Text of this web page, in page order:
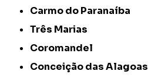
Carmo do Paranaíba
Três Marias
Coromandel
Conceição das Alagoas